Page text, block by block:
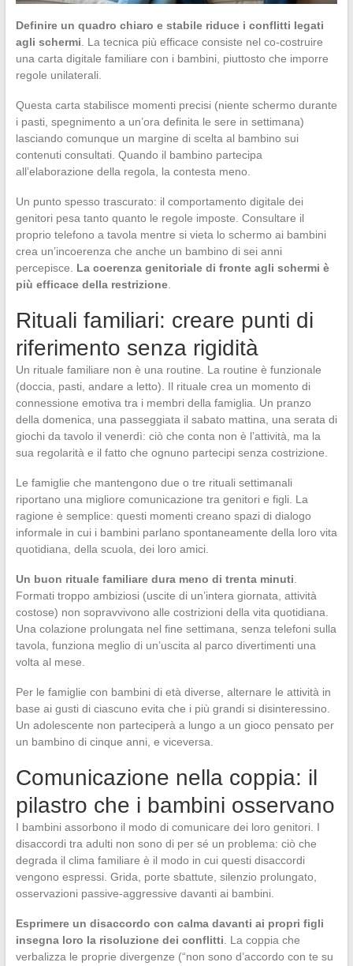
Definire un quadro chiaro e stabile riduce i conflitti legati
agli schermi . La tecnica più efficace consiste nel co-costruire
una carta digitale familiare con i bambini, piuttosto che imporre
regole unilaterali.
Questa carta stabilisce momenti precisi (niente schermo durante
i pasti, spegnimento a un’ora definita le sere in settimana)
lasciando comunque un margine di scelta al bambino sui
contenuti consultati. Quando il bambino partecipa
all’elaborazione della regola, la contesta meno.
Un punto spesso trascurato: il comportamento digitale dei
genitori pesa tanto quanto le regole imposte. Consultare il
proprio telefono a tavola mentre si vieta lo schermo ai bambini
crea un’incoerenza che anche un bambino di sei anni
percepisce. La coerenza genitoriale di fronte agli schermi è
più efficace della restrizione.
Rituali familiari: creare punti di
riferimento senza rigidità
Un rituale familiare non è una routine. La routine è funzionale
(doccia, pasti, andare a letto). Il rituale crea un momento di
connessione emotiva tra i membri della famiglia. Un pranzo
della domenica, una passeggiata il sabato mattina, una serata di
giochi da tavolo il venerdì: ciò che conta non è l’attività, ma la
sua regolarità e il fatto che ognuno partecipi senza costrizione.
Le famiglie che mantengono due o tre rituali settimanali
riportano una migliore comunicazione tra genitori e figli. La
ragione è semplice: questi momenti creano spazi di dialogo
informale in cui i bambini parlano spontaneamente della loro vita
quotidiana, della scuola, dei loro amici.
Un buon rituale familiare dura meno di trenta minuti
Formati troppo ambiziosi (uscite di un’intera giornata, attività
costose) non sopravvivono alle costrizioni della vita quotidiana.
Una colazione prolungata nel fine settimana, senza telefoni sulla
tavola, funziona meglio di un’uscita al parco divertimenti una
volta al mese.
Per le famiglie con bambini di età diverse, alternare le attività in
base ai gusti di ciascuno evita che i più grandi si disinteressino.
Un adolescente non parteciperà a lungo a un gioco pensato per
un bambino di cinque anni, e viceversa.
Comunicazione nella coppia: il
pilastro che i bambini osservano
I bambini assorbono il modo di comunicare dei loro genitori. I
disaccordi tra adulti non sono di per sé un problema: ciò che
degrada il clima familiare è il modo in cui questi disaccordi
vengono espressi. Grida, porte sbattute, silenzio prolungato,
osservazioni passive-aggressive davanti ai bambini.
Esprimere un disaccordo con calma davanti ai propri figli
insegna loro la risoluzione dei conflitti . La coppia che
verbalizza le proprie divergenze (“non sono d’accordo con te su